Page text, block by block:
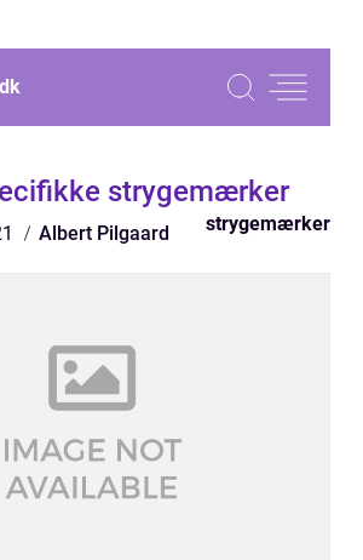
dk
strygemærker
Albert Pilgaard strygemærker